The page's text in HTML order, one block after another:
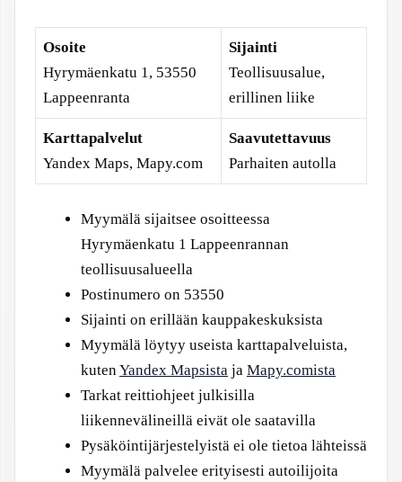
Osoite
Hyrymäenkatu 1, 53550
Lappeenranta
Sijainti
Teollisuusalue,
erillinen liike
Karttapalvelut
Yandex Maps, Mapy.com
Saavutettavuus
Parhaiten autolla
Myymälä sijaitsee osoitteessa
Hyrymäenkatu 1 Lappeenrannan
teollisuusalueella
Postinumero on 53550
Sijainti on erillään kauppakeskuksista
Myymälä löytyy useista karttapalveluista,
kutenYandex Mapsista ja Mapy.comista
Tarkat reittiohjeet julkisilla
liikennevälineillä eivät ole saatavilla
Pysäköintijärjestelyistä ei ole tietoa lähteissä
Myymälä palvelee erityisesti autoilijoita